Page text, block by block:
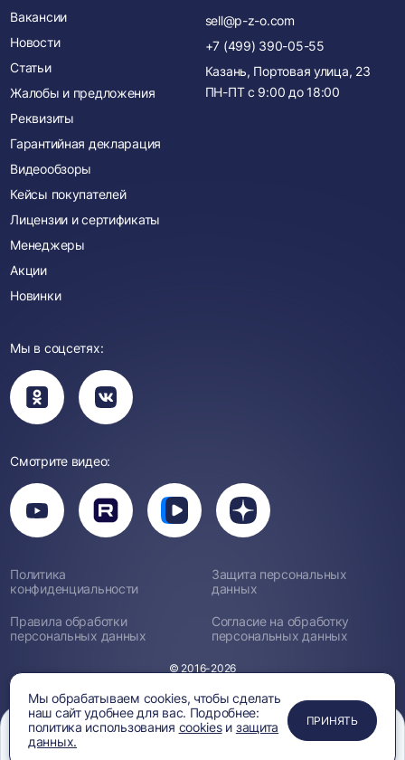
ПРИМЕНИТЬ
ЗАКРЫТЬ
ЗАКРЫТЬ
ЗАКРЫТЬ
Мы обрабатываем cookies, чтобы сделать
наш сайт удобнее для вас. Подробнее:
политика использования cookiesи защита
данных.
ПРИНЯТЬ
Вакансии
Новости
Статьи
Жалобы и предложения
Реквизиты
Гарантийная декларация
Видеообзоры
Кейсы покупателей
Лицензии и сертификаты
Менеджеры
Акции
Новинки
sell@p-z-o.com
+7 (499) 390-05-55
Казань, Портовая улица, 23
ПН-ПТ с 9:00 до 18:00
Мы в соцсетях:
Вы
перейдете
в
группу
Вы
перейдете
в
группу
Смотрите видео:
Вы
перейдете
на
канал
Вы
перейдете
Вы
перейдете
Вы
перейдете
Дзен
Политика
конфиденциальности
Защита персональных
данных
Правила обработки
персональных данных
Согласие на обработку
персональных данных
© 2016-2026